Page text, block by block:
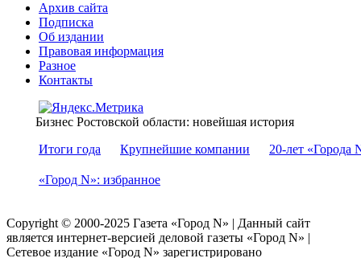
Архив сайта
Подписка
Об издании
Правовая информация
Разное
Контакты
Бизнес Ростовской области: новейшая история
Итоги года
Крупнейшие компании 20-лет «Города
«Город N»: избранное
Copyright © 2000-2025 Газета «Город N» | Данный сайт
является интернет-версией деловой газеты «Город N» |
Сетевое издание «Город N» зарегистрировано